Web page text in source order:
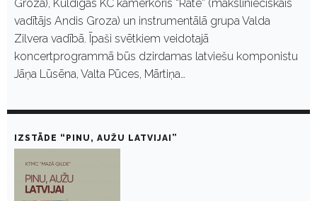
Groza), Kuldīgas KC kamerkoris “Rāte” (mākslinieciskais
vadītājs Andis Groza) un instrumentālā grupa Valda
Zilvera vadībā. Īpaši svētkiem veidotajā
koncertprogrammā būs dzirdamas latviešu komponistu
Jāņa Lūsēna, Valta Pūces, Mārtiņa…
IZSTĀDE “PINU, AUŽU LATVIJAI”